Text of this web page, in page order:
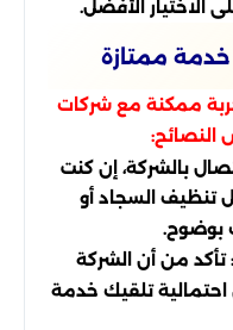
الاختيار الأفضل.
ممتازة
ممكنة مع شركات
النصائح:
بالشركة، إن كنت
تنظيف السجاد أو
بوضوح.
من أن الشركة
تلقيك خدمة